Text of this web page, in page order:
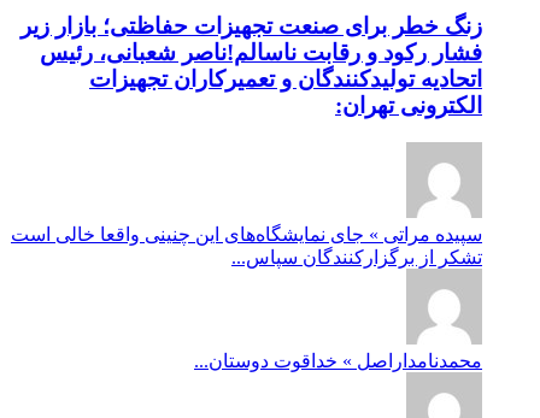
زنگ خطر برای صنعت تجهیزات حفاظتی؛ بازار زیر
فشار رکود و رقابت ناسالم!ناصر شعبانی، رئیس
اتحادیه تولیدکنندگان و تعمیرکاران تجهیزات
الکترونی تهران:
سپیده مراتی » جای نمایشگاه‌های این چنینی واقعا خالی است
تشکر از برگزارکنندگان سپاس...
محمدنامداراصل » خداقوت دوستان...